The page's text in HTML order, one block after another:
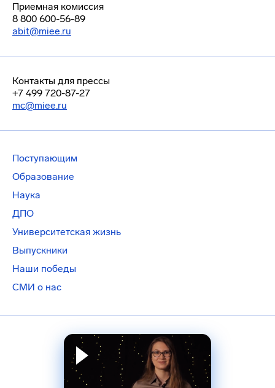
Приемная комиссия
8 800 600-56-89
abit@miee.ru
Контакты для прессы
+7 499 720-87-27
mc@miee.ru
Поступающим
Образование
Наука
ДПО
Университетская жизнь
Выпускники
Наши победы
СМИ о нас